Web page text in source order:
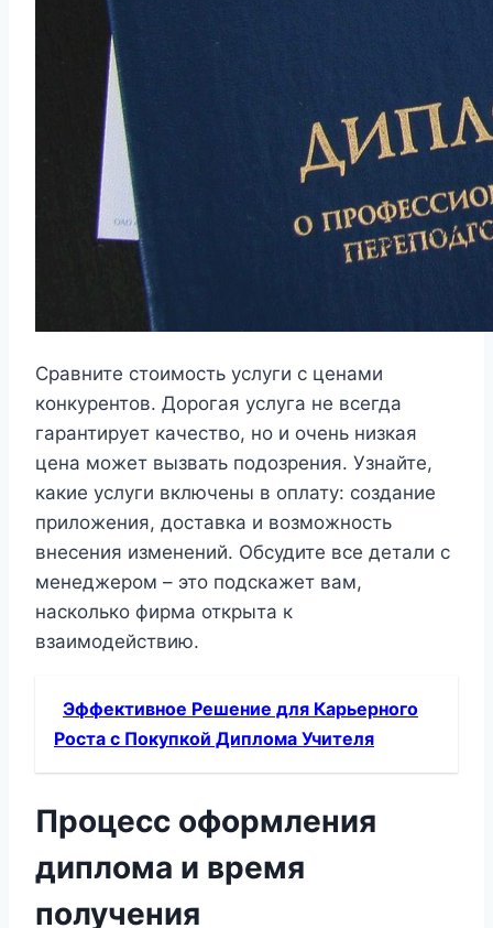
Сравните стоимость услуги с ценами
конкурентов. Дорогая услуга не всегда
гарантирует качество, но и очень низкая
цена может вызвать подозрения. Узнайте,
какие услуги включены в оплату: создание
приложения, доставка и возможность
внесения изменений. Обсудите все детали с
менеджером – это подскажет вам,
насколько фирма открыта к
взаимодействию.
Эффективное Решение для Карьерного
Роста с Покупкой Диплома Учителя
Процесс оформления
диплома и время
получения